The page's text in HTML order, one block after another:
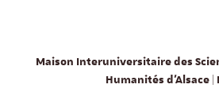
Maison Interuniversitaire des
Humanités d'Alsace |